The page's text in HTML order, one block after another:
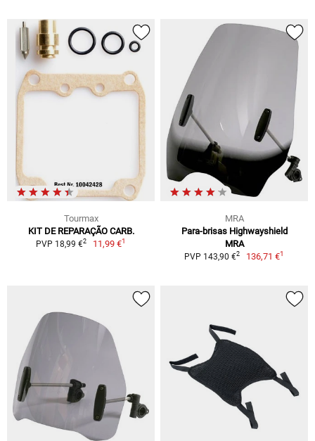
Tourmax
KIT DE REPARAÇÃO CARB.
PVP 18,99 €2 11,99 €1
MRA
Para-brisas Highwayshield
MRA
PVP 143,90 €2 136,71 €1